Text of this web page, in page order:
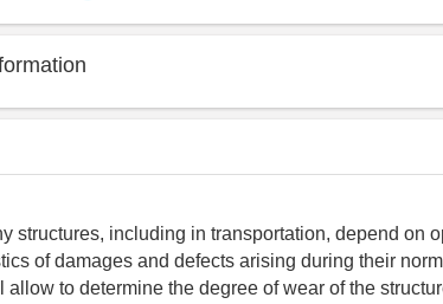
structures, including in transportation, depend on
of damages and defects arising during their
to determine the degree of wear of the